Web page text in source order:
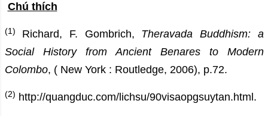
Chú thích
(1) Richard, F. Gombrich, Theravada Buddhism: a
Social History from Ancient Benares to Modern
Colombo, ( New York : Routledge, 2006), p.72.
(2) http://quangduc.com/lichsu/90visaopgsuytan.html.